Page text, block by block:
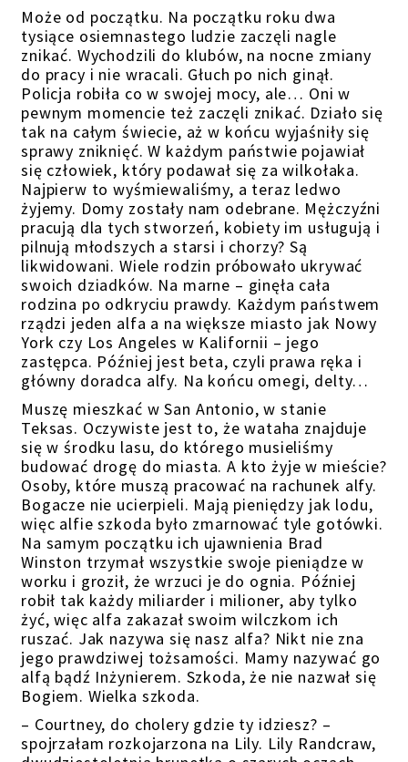
Może od początku. Na początku roku dwa
tysiące osiemnastego ludzie zaczęli nagle
znikać. Wychodzili do klubów, na nocne zmiany
do pracy i nie wracali. Głuch po nich ginął.
Policja robiła co w swojej mocy, ale… Oni w
pewnym momencie też zaczęli znikać. Działo się
tak na całym świecie, aż w końcu wyjaśniły się
sprawy zniknięć. W każdym państwie pojawiał
się człowiek, który podawał się za wilkołaka.
Najpierw to wyśmiewaliśmy, a teraz ledwo
żyjemy. Domy zostały nam odebrane. Mężczyźni
pracują dla tych stworzeń, kobiety im usługują i
pilnują młodszych a starsi i chorzy? Są
likwidowani. Wiele rodzin próbowało ukrywać
swoich dziadków. Na marne – ginęła cała
rodzina po odkryciu prawdy. Każdym państwem
rządzi jeden alfa a na większe miasto jak Nowy
York czy Los Angeles w Kalifornii – jego
zastępca. Później jest beta, czyli prawa ręka i
główny doradca alfy. Na końcu omegi, delty…
Muszę mieszkać w San Antonio, w stanie
Teksas. Oczywiste jest to, że wataha znajduje
się w środku lasu, do którego musieliśmy
budować drogę do miasta. A kto żyje w mieście?
Osoby, które muszą pracować na rachunek alfy.
Bogacze nie ucierpieli. Mają pieniędzy jak lodu,
więc alfie szkoda było zmarnować tyle gotówki.
Na samym początku ich ujawnienia Brad
Winston trzymał wszystkie swoje pieniądze w
worku i groził, że wrzuci je do ognia. Później
robił tak każdy miliarder i milioner, aby tylko
żyć, więc alfa zakazał swoim wilczkom ich
ruszać. Jak nazywa się nasz alfa? Nikt nie zna
jego prawdziwej tożsamości. Mamy nazywać go
alfą bądź Inżynierem. Szkoda, że nie nazwał się
Bogiem. Wielka szkoda.
– Courtney, do cholery gdzie ty idziesz? –
spojrzałam rozkojarzona na Lily. Lily Randcraw,